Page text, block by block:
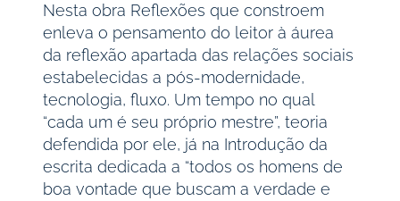
Nesta obra Reflexões que constroem
enleva o pensamento do leitor à áurea
da reflexão apartada das relações sociais
estabelecidas a pós-modernidade,
tecnologia, fluxo. Um tempo no qual
“cada um é seu próprio mestre”, teoria
defendida por ele, já na Introdução da
escrita dedicada a “todos os homens de
boa vontade que buscam a verdade e